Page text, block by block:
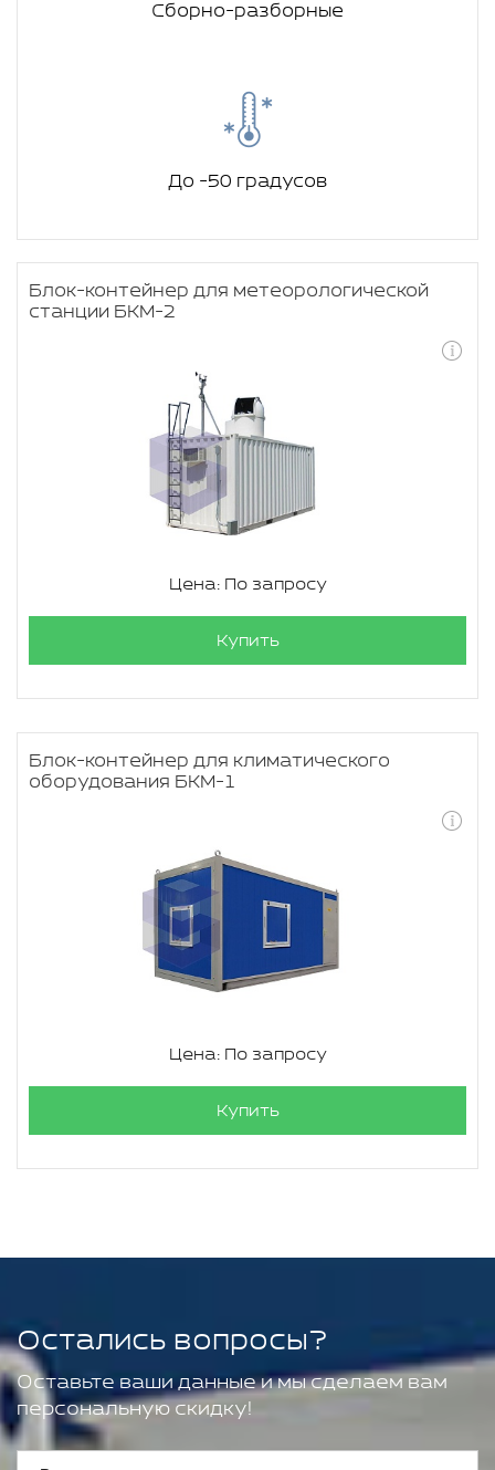
Сборно-разборные
До -50 градусов
Блок-контейнер для метеорологической
станции БКМ-2
Цена: По запросу
Купить
Блок-контейнер для климатического
оборудования БКМ-1
Цена: По запросу
Купить
Остались вопросы?
Оставьте ваши данные и мы сделаем вам
персональную скидку!